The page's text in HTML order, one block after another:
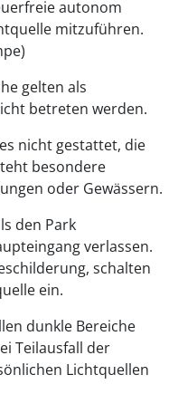
autonom
mitzuführen.
gelten als
betreten werden.
nicht gestattet, die
besondere
oder Gewässern.
den Park
verlassen.
schalten
ein.
dunkle Bereiche
Teilausfall der
Lichtquellen